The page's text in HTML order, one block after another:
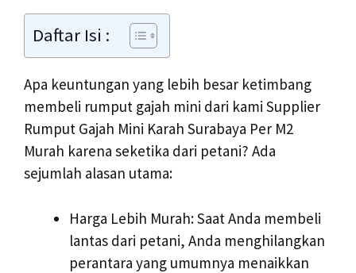
Daftar Isi :
Apa keuntungan yang lebih besar ketimbang
membeli rumput gajah mini dari kami Supplier
Rumput Gajah Mini Karah Surabaya Per M2
Murah karena seketika dari petani? Ada
sejumlah alasan utama:
Harga Lebih Murah: Saat Anda membeli
lantas dari petani, Anda menghilangkan
perantara yang umumnya menaikkan